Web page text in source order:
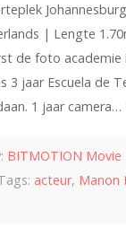
| Lengte
de foto academie
3 jaar Escuela de
1 jaar camera…
BITMOTION Movie
acteur, Manon